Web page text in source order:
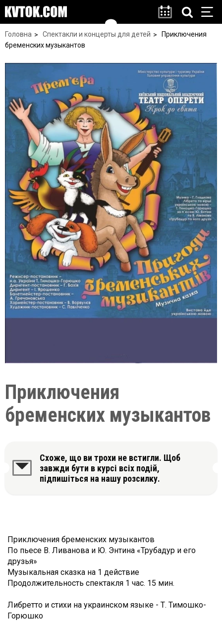
Головна Спектакли и концерты для детей
Приключения
бременских музыкантов
Приключения
бременских музыкантов
Схоже, що ви трохи не встигли. Щоб
завжди бути в курсі всіх подій,
підпишіться на нашу розсилку.
Приключения бременских музыкантов
По пьесе В. Ливанова и Ю. Энтина «Трубадур и его
друзья»
Музыкальная сказка на 1 действие
Продолжительность спектакля 1 час. 15 мин.
Либретто и стихи на украинском языке - Т. Тимошко-
Горюшко